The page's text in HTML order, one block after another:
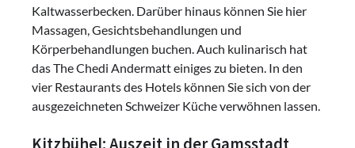
Kaltwasserbecken. Darüber hinaus können Sie hier
Massagen, Gesichtsbehandlungen und
Körperbehandlungen buchen. Auch kulinarisch hat
das The Chedi Andermatt einiges zu bieten. In den
vier Restaurants des Hotels können Sie sich von der
ausgezeichneten Schweizer Küche verwöhnen lassen.
Kitzbühel: Auszeit in der Gamsstadt